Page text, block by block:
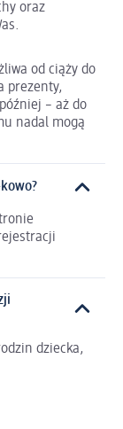
oraz
od ciąży do
prezenty,
– aż do
nadal mogą
dziecka,